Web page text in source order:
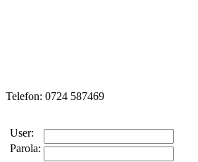
Telefon: 0724 587469
User:
Parola: